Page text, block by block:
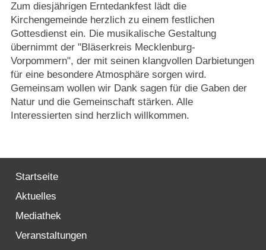
Zum diesjährigen Erntedankfest lädt die
Kirchengemeinde herzlich zu einem festlichen
Gottesdienst ein. Die musikalische Gestaltung
übernimmt der "Bläserkreis Mecklenburg-
Vorpommern", der mit seinen klangvollen Darbietungen
für eine besondere Atmosphäre sorgen wird.
Gemeinsam wollen wir Dank sagen für die Gaben der
Natur und die Gemeinschaft stärken. Alle
Interessierten sind herzlich willkommen.
Startseite
Aktuelles
Mediathek
Veranstaltungen